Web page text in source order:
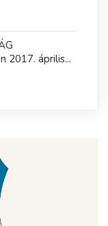
2017. április...